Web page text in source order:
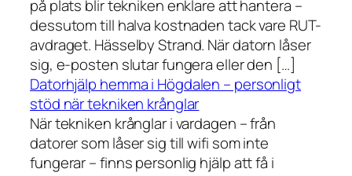
på plats blir tekniken enklare att hantera –
dessutom till halva kostnaden tack vare RUT-
avdraget. Hässelby Strand. När datorn låser
sig, e-posten slutar fungera eller den […]
Datorhjälp hemma i Högdalen – personligt
stöd när tekniken krånglar
När tekniken krånglar i vardagen – från
datorer som låser sig till wifi som inte
fungerar – finns personlig hjälp att få i